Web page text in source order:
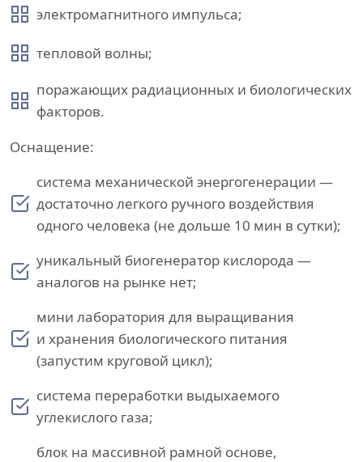
электромагнитного импульса;
тепловой волны;
поражающих радиационных и биологических
факторов.
Оснащение:
система механической энергогенерации —
достаточно легкого ручного воздействия
одного человека (не дольше 10 мин в сутки);
уникальный биогенератор кислорода —
аналогов на рынке нет;
мини лаборатория для выращивания
и хранения биологического питания
(запустим круговой цикл);
система переработки выдыхаемого
углекислого газа;
блок на массивной рамной основе,